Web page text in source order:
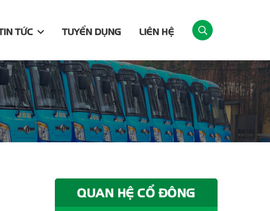
TỨC TUYỂN DỤNG LIÊN HỆ
QUAN HỆ CỔ ĐÔNG